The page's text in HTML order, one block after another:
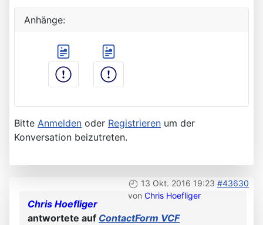
Anhänge:
Bitte Anmelden oder Registrieren um der
Konversation beizutreten.
13 Okt. 2016 19:23 #43630
von Chris Hoefliger
Chris Hoefliger
antwortete auf ContactForm VCF